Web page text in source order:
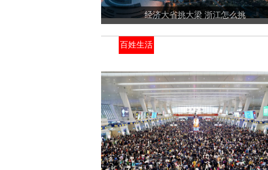
经济大省挑大梁 浙江怎么挑
百姓生活